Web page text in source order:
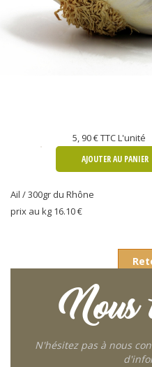
5, 90 €TTC L'unité
AJOUTER AU PANIER
Ail / 300gr du Rhône
prix au kg 16.10 €
N'hésitez pas à nous